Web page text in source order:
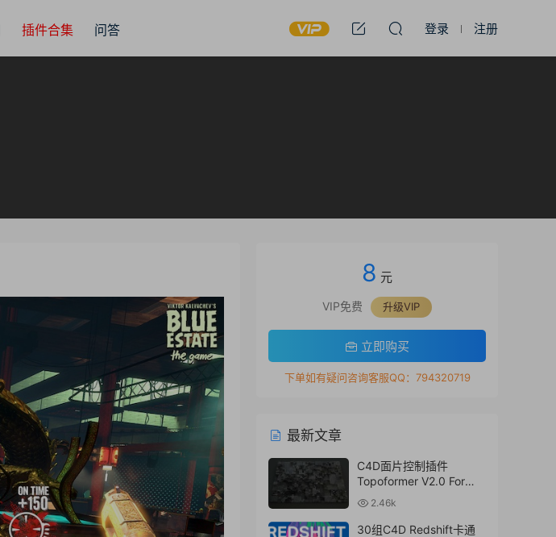
插件合集 问答 登录 注册
8 元
VIP免费 升级VIP
立即购买
下单如有疑问咨询客服QQ：794320719
最新文章
C4D面片控制插件
Topoformer V2.0 For
Cinema 4D R23 – 2024
Win/Mac
2.46k
30组C4D Redshift卡通